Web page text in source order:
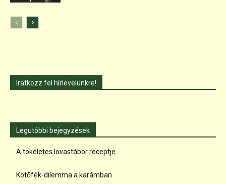
Iratkozz fel hírlevelünkre!
Legutóbbi bejegyzések
A tökéletes lovastábor receptje
Kötőfék-dilemma a karámban